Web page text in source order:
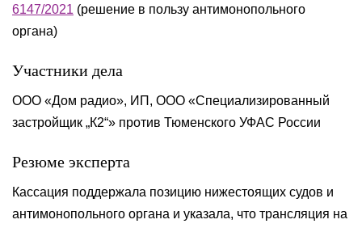
6147/2021 (решение в пользу антимонопольного
органа)
Участники дела
ООО «Дом радио», ИП, ООО «Специализированный
застройщик „К2“» против Тюменского УФАС России
Резюме эксперта
Кассация поддержала позицию нижестоящих судов и
антимонопольного органа и указала, что трансляция на